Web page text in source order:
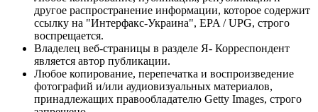
другое распространение информации, которое содержит
ссылку на "Интерфакс-Украина", EPA / UPG, строго
воспрещается.
Владелец веб-страницы в разделе Я- Корреспондент
является автор публикации.
Любое копирование, перепечатка и воспроизведение
фотографий и/или аудиовизуальных материалов,
принадлежащих правообладателю Getty Images, строго